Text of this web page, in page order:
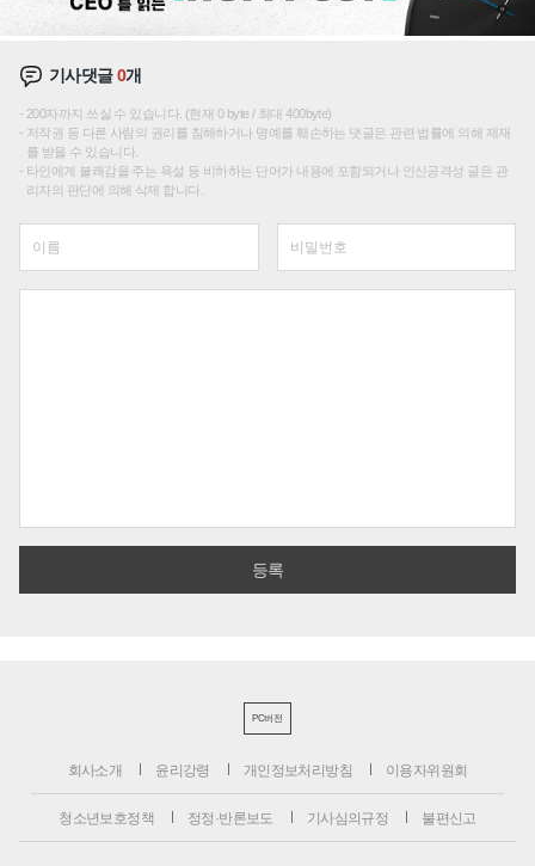
기사댓글0개
200자까지 쓰실 수 있습니다. (현재 0 byte / 최대 400byte)
저작권 등 다른 사람의 권리를 침해하거나 명예를 훼손하는 댓글은 관련 법률에 의해 제재
를 받을 수 있습니다.
타인에게 불쾌감을 주는 욕설 등 비하하는 단어가 내용에 포함되거나 인신공격성 글은 관
리자의 판단에 의해 삭제 합니다.
PC버전
회사소개 윤리강령 개인정보처리방침 이용자위원회
청소년보호정책 정정·반론보도 기사심의규정 불편신고